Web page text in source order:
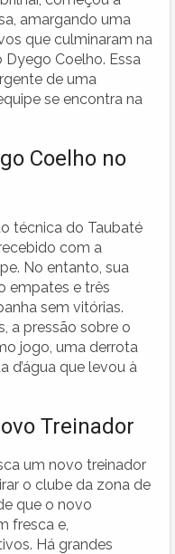
amargando uma
que culminaram na
Coelho. Essa
de uma
se encontra na
Coelho no
técnica do Taubaté
com a
No entanto, sua
empates e três
sem vitórias.
a pressão sobre o
jogo, uma derrota
d’água que levou à
Treinador
um novo treinador
o clube da zona de
que o novo
fresca e,
Há grandes